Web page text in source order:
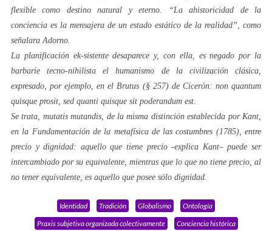
flexible como destino natural y eterno. “La ahistoricidad de la
conciencia es la mensajera de un estado estático de la realidad”, como
señalara Adorno.
La planificación ek-sistentedesaparece y, con ella, es negado por la
barbarietecno-nihilistael humanismo de la civilización clásica,
expresado, por ejemplo, en el Brutus (§ 257) de Cicerón: non quantum
quisque prosit, sed quanti quisque sit poderandum est
Se trata, mutatis mutandis , de la misma distinción establecida por Kant,
en la Fundamentación de la metafísica de las costumbres (1785), entre
precio y dignidad: aquello que tiene precio -explica Kant– puede ser
intercambiado por su equivalente, mientras que lo que no tiene precio, al
no tener equivalente, es aquello que posee sólo dignidad.
Identidad Tradición Globalismo
Ontología
Praxis subjetiva organizada colectivamente
Conciencia histórica